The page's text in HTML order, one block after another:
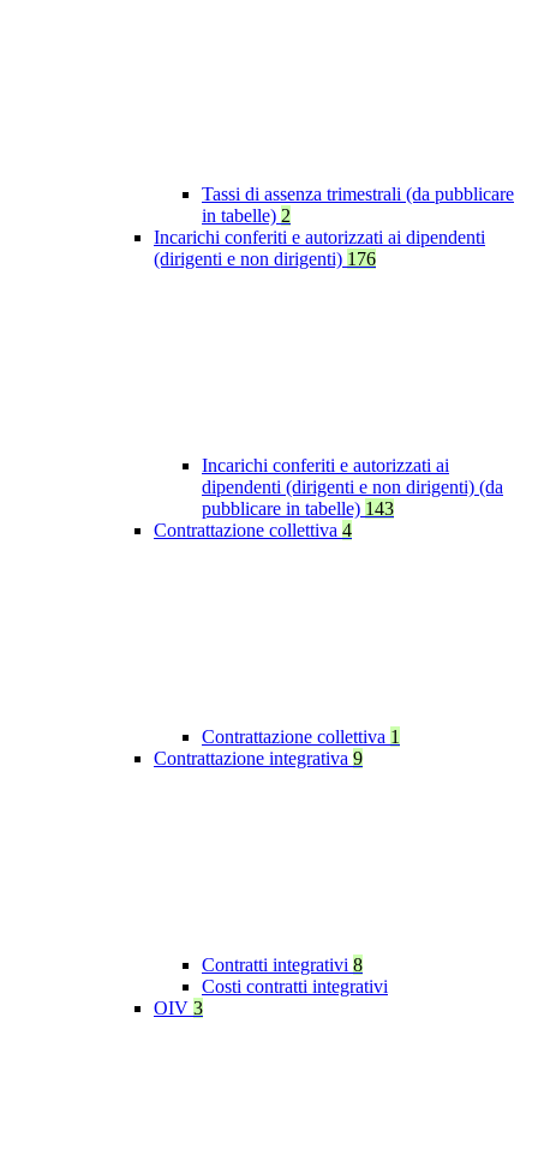
Tassi di assenza trimestrali (da pubblicare
in tabelle) 2
Incarichi conferiti e autorizzati ai dipendenti
(dirigenti e non dirigenti) 176
Incarichi conferiti e autorizzati ai
dipendenti (dirigenti e non dirigenti) (da
pubblicare in tabelle) 143
Contrattazione collettiva 4
Contrattazione collettiva 1
Contrattazione integrativa 9
Contratti integrativi 8
Costi contratti integrativi
OIV 3